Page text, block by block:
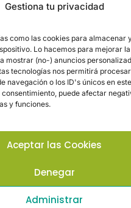
Gestiona tu privacidad
como las cookies para almacenar
Lo hacemos para mejorar
mostrar (no-) anuncios
tecnologías nos permitirá
navegación o los ID's únicos en
puede afectar
y funciones.
Aceptar las Cookies
Denegar
Administrar